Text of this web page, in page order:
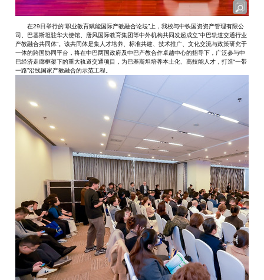
在29日举行的“职业教育赋能国际产教融合论坛”上，我校与中铁国资资产管理有限公
司、巴基斯坦驻华大使馆、唐风国际教育集团等中外机构共同发起成立“中巴轨道交通行业
产教融合共同体”。该共同体是集人才培养、标准共建、技术推广、文化交流与政策研究于
一体的跨国协同平台，将在中巴两国政府及中巴产教合作卓越中心的指导下，广泛参与中
巴经济走廊框架下的重大轨道交通项目，为巴基斯坦培养本土化、高技能人才，打造“一带
一路”沿线国家产教融合的示范工程。